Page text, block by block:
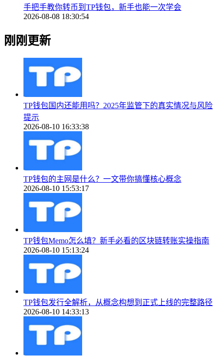
手把手教你转币到TP钱包，新手也能一次学会
2026-08-08 18:30:54
刚刚更新
TP钱包国内还能用吗？2025年监管下的真实情况与风险
提示
2026-08-10 16:33:38
TP钱包的主网是什么？一文带你搞懂核心概念
2026-08-10 15:53:17
TP钱包Memo怎么填？新手必看的区块链转账实操指南
2026-08-10 15:13:24
TP钱包发行全解析，从概念构想到正式上线的完整路径
2026-08-10 14:33:13